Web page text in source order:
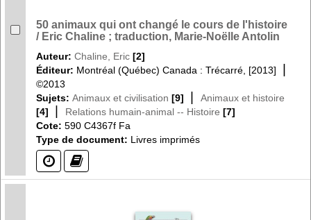
50 animaux qui ont changé le cours de l'histoire
/ Eric Chaline ; traduction, Marie-Noëlle Antolin
Auteur: Chaline, Eric [2]
Éditeur: Montréal (Québec) Canada : Trécarré, [2013] |
©2013
Sujets: Animaux et civilisation [9] |
Animaux et histoire
[4]
| Relations humain-animal -- Histoire [7]
Cote: 590 C4367f Fa
Type de document: Livres imprimés
(?) (?)